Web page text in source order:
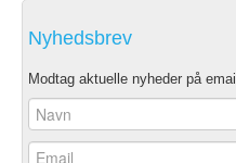
Nyhedsbrev
Modtag aktuelle nyheder på email